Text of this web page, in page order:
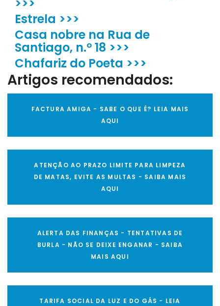
>>>
Estrela >>>
Casa nobre na Rua de
Santiago, n.º 18 >>>
Chafariz do Poeta >>>
Artigos recomendados:
FACTURA AMIGA - SABE O QUE É? LEIA MAIS
AQUI
ATENÇÃO AO PRAZO LIMITE PARA LIMPEZA
DE MATAS, EVITE AS MULTAS - SAIBA MAIS
AQUI
ALERTA DAS FINANÇAS - TENTATIVAS DE
BURLA - NÃO SE DEIXE ENGANAR - SAIBA
MAIS AQUI
TARIFA SOCIAL DA LUZ E DO GÁS - LEIA